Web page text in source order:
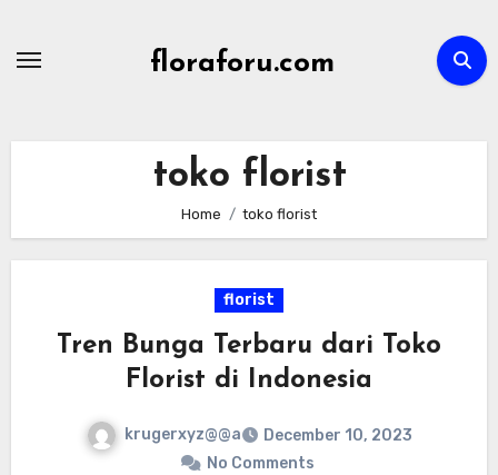
floraforu.com
toko florist
Home toko florist
florist
Tren Bunga Terbaru dari Toko
Florist di Indonesia
krugerxyz@@a
December 10, 2023
No Comments